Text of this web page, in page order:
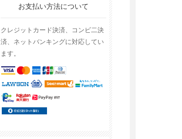
お支払い方法について
クレジットカード決済、コンビ二決
済、ネットバンキングに対応してい
ます。